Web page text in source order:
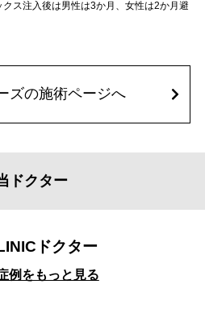
ス注入後は男性は3か月、女性は2か月避
ズの施術ページへ
ドクター
ドクター
例をもっと見る